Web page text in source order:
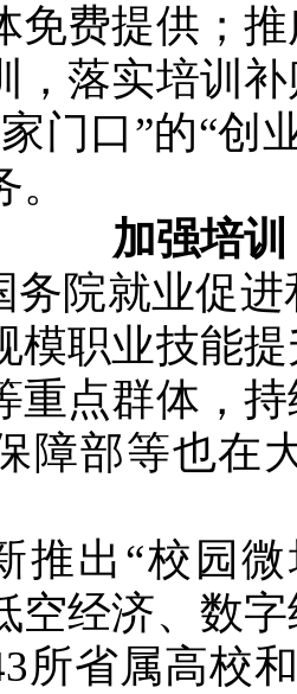
免费提供；
，落实培训
门口”的“创
加强培
务院就业促
模职业技能
重点群体，
障部等也在
推出“校园
空经济、数
所省属高校